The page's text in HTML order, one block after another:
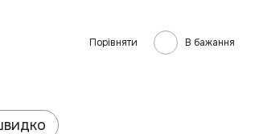
Порівняти В бажання